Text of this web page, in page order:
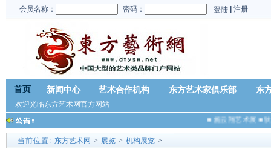
会员名称： 密码： 登陆| 注册
首页 新闻中心 艺术合作机构 东方艺术家俱乐部 东
欢迎光临东方艺术网官方网站
施云翔艺术展 ■ 狄
当前位置: 东方艺术网 > 展览 > 机构展览 >